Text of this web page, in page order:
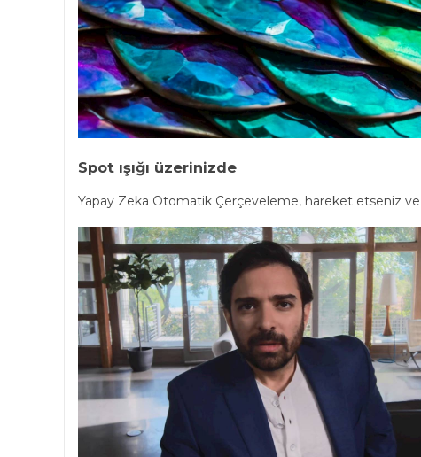
Spot ışığı üzerinizde
Yapay Zeka Otomatik Çerçeveleme, hareket etseniz